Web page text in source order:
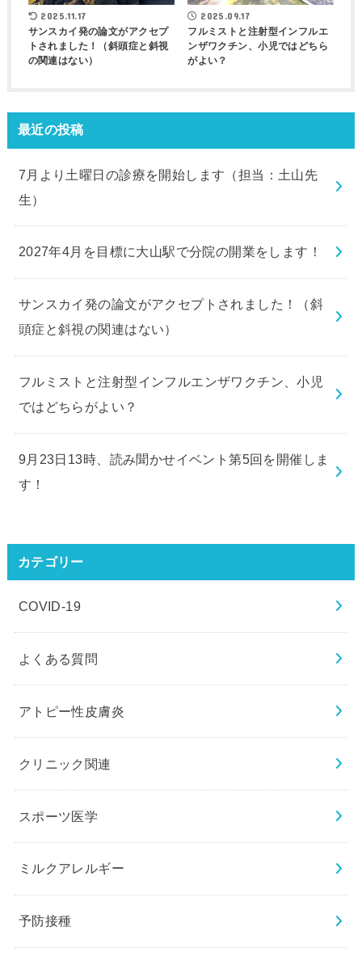
2025.11.17
サンスカイ発の論文がアクセプ
トされました！（斜頭症と斜視
の関連はない）
2025.09.17
フルミストと注射型インフルエ
ンザワクチン、小児ではどちら
がよい？
最近の投稿
7月より土曜日の診療を開始します（担当：土山先
生）
2027年4月を目標に大山駅で分院の開業をします！
サンスカイ発の論文がアクセプトされました！（斜
頭症と斜視の関連はない）
フルミストと注射型インフルエンザワクチン、小児
ではどちらがよい？
9月23日13時、読み聞かせイベント第5回を開催しま
す！
カテゴリー
COVID-19
よくある質問
アトピー性皮膚炎
クリニック関連
スポーツ医学
ミルクアレルギー
予防接種